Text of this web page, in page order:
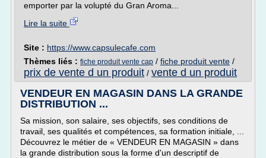
emporter par la volupté du Gran Aroma...
Lire la suite
Site : https://www.capsulecafe.com
Thèmes liés : fiche produit vente cap / fiche produit vente /
prix de vente d un produit / vente d un produit
VENDEUR EN MAGASIN DANS LA GRANDE
DISTRIBUTION ...
Sa mission, son salaire, ses objectifs, ses conditions de
travail, ses qualités et compétences, sa formation initiale, ...
Découvrez le métier de « VENDEUR EN MAGASIN » dans
la grande distribution sous la forme d'un descriptif de